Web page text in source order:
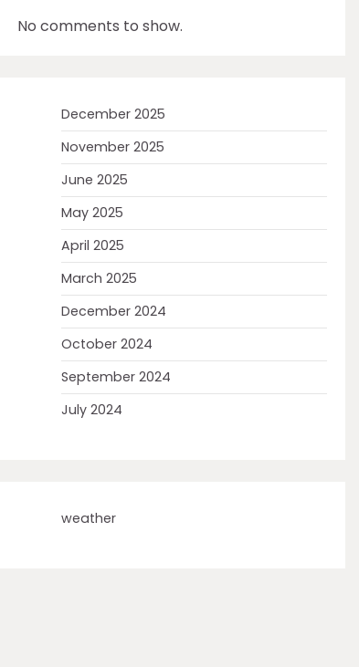
No comments to show.
December 2025
November 2025
June 2025
May 2025
April 2025
March 2025
December 2024
October 2024
September 2024
July 2024
weather